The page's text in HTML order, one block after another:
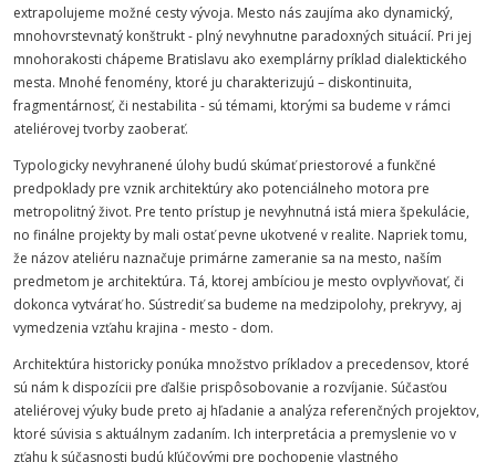
extrapolujeme možné cesty vývoja. Mesto nás zaujíma ako dynamický,
mnohovrstevnatý konštrukt - plný nevyhnutne paradoxných situácií. Pri jej
mnohorakosti chápeme Bratislavu ako exemplárny príklad dialektického
mesta. Mnohé fenomény, ktoré ju charakterizujú – diskontinuita,
fragmentárnosť, či nestabilita - sú témami, ktorými sa budeme v rámci
ateliérovej tvorby zaoberať.
Typologicky nevyhranené úlohy budú skúmať priestorové a funkčné
predpoklady pre vznik architektúry ako potenciálneho motora pre
metropolitný život. Pre tento prístup je nevyhnutná istá miera špekulácie,
no finálne projekty by mali ostať pevne ukotvené v realite. Napriek tomu,
že názov ateliéru naznačuje primárne zameranie sa na mesto, naším
predmetom je architektúra. Tá, ktorej ambíciou je mesto ovplyvňovať, či
dokonca vytvárať ho. Sústrediť sa budeme na medzipolohy, prekryvy, aj
vymedzenia vzťahu krajina - mesto - dom.
Architektúra historicky ponúka množstvo príkladov a precedensov, ktoré
sú nám k dispozícii pre ďalšie prispôsobovanie a rozvíjanie. Súčasťou
ateliérovej výuky bude preto aj hľadanie a analýza referenčných projektov,
ktoré súvisia s aktuálnym zadaním. Ich interpretácia a premyslenie vo v
zťahu k súčasnosti budú kľúčovými pre pochopenie vlastného